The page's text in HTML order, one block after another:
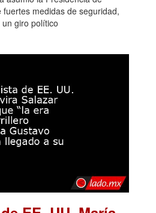
medidas de seguridad,
giro político